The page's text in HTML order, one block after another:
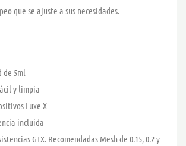
que se ajuste a sus necesidades.
de 5ml
y limpia
Luxe X
incluida
GTX. Recomendadas Mesh de 0.15, 0.2 y